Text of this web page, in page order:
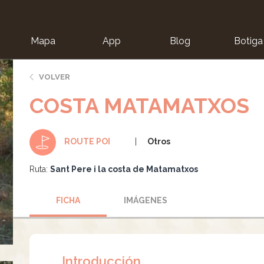
Mapa App Blog Botiga
VOLVER
COSTA MATAMATXOS
ROUTE POI Otros
Ruta: Sant Pere i la costa de Matamatxos
FICHA IMÁGENES